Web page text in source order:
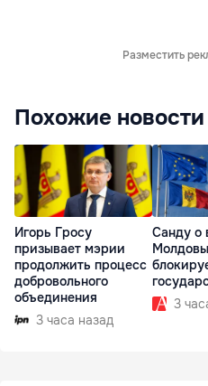
Разместить
Похожие новости
Игорь Гросу
призывает мэрии
продолжить процесс
добровольного
объединения
3 часа назад
Санду о
3